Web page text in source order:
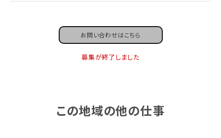
お問い合わせはこちら
募集が終了しました
この地域の他の仕事